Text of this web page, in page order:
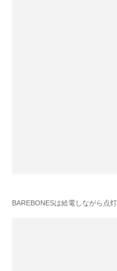
BAREBONESは給電しながら点